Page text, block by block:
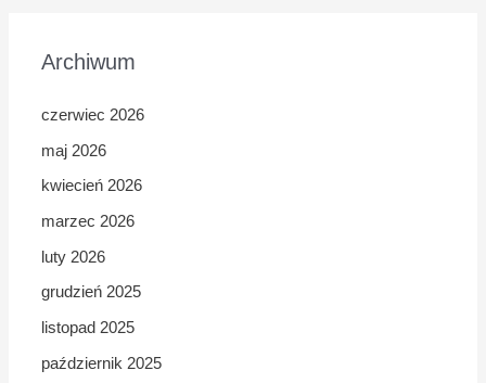
Archiwum
czerwiec 2026
maj 2026
kwiecień 2026
marzec 2026
luty 2026
grudzień 2025
listopad 2025
październik 2025